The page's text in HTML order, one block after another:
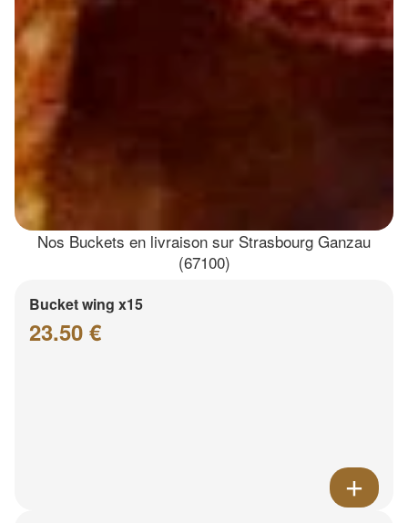
Nos Buckets en livraison sur Strasbourg Ganzau
(67100)
Bucket wing x15
23.50 €